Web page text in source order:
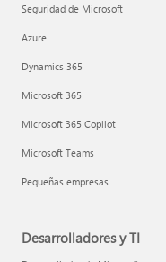
Seguridad de Microsoft
Azure
Dynamics 365
Microsoft 365
Microsoft 365 Copilot
Microsoft Teams
Pequeñas empresas
Desarrolladores y TI